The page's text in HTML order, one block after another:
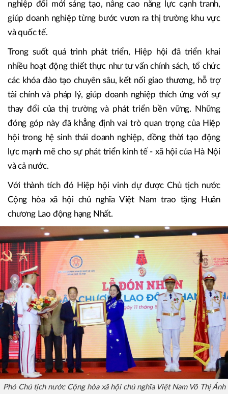
Ba thập kỷ qua là một hành trình đầy thử thách nhưng
cũng rất đáng tự hào. HANOISME không chỉ là ngôi nhà
tiên phong trong việc kết nối, hỗ trợ và thúc đẩy doanh
nghiệp đổi mới sáng tạo, nâng cao năng lực cạnh tranh,
giúp doanh nghiệp từng bước vươn ra thị trường khu vực
Trong suốt quá trình phát triển, Hiệp hội đã triển khai
nhiều hoạt động thiết thực như tư vấn chính sách, tổ chức
các khóa đào tạo chuyên sâu, kết nối giao thương, hỗ trợ
tài chính và pháp lý, giúp doanh nghiệp thích ứng với sự
đóng góp này đã khẳng định vai trò quan trọng của Hiệp
hội trong hệ sinh thái doanh nghiệp, đồng thời tạo động
lực mạnh mẽ cho sự phát triển kinh tế - xã hội của Hà Nội
và cả nước.
Với thành tích đó Hiệp hội vinh dự được Chủ tịch nước
Cộng hòa xã hội chủ nghĩa Việt Nam trao tặng Huân
chương Lao động hạng Nhất.